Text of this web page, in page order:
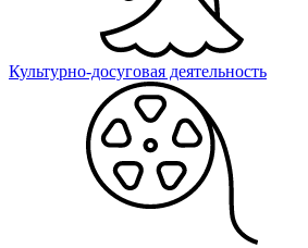
Культурно-досуговая деятельность